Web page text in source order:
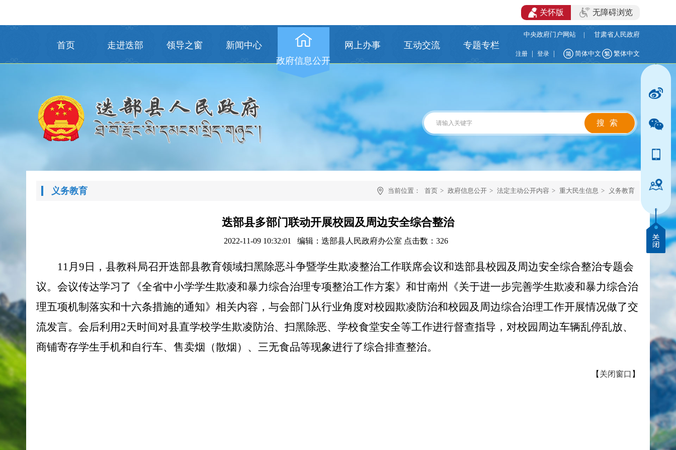
关怀版 无障碍浏览
首页 走进迭部 领导之窗
新闻中心
政府信息公开
网上办事 互动交流 专题专栏
中央政府门户网站 | 甘肃省人民政府
注册 登录 简体中文 繁体中文
当前位置： 首页 > 政府信息公开 > 法定主动公开内容 > 重大民生信息 > 义务教育
义务教育
迭部县多部门联动开展校园及周边安全综合整治
2022-11-09 10:32:01 编辑：迭部县人民政府办公室 点击数： 326
11月9日，县教科局召开迭部县教育领域扫黑除恶斗争暨学生欺凌整治工作联席会议和迭部县校园及周边安全综合整治专题会
议。会议传达学习了《全省中小学学生欺凌和暴力综合治理专项整治工作方案》和甘南州《关于进一步完善学生欺凌和暴力综合治
理五项机制落实和十六条措施的通知》相关内容，与会部门从行业角度对校园欺凌防治和校园及周边综合治理工作开展情况做了交
流发言。会后利用2天时间对县直学校学生欺凌防治、扫黑除恶、学校食堂安全等工作进行督查指导，对校园周边车辆乱停乱放、
商铺寄存学生手机和自行车、售卖烟（散烟）、三无食品等现象进行了综合排查整治。
【 关闭窗口 】